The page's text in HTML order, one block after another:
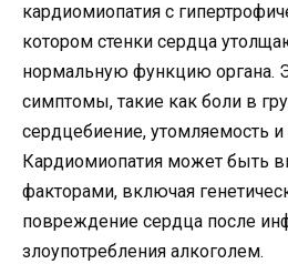
кардиомиопатия с
котором стенки сердца
нормальную функцию органа.
симптомы, такие как боли в
сердцебиение, утомляемость
Кардиомиопатия может быть
факторами, включая
повреждение сердца после
злоупотребления алкоголем.